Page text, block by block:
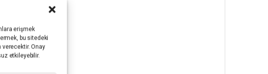
erişmek
bu sitedeki
verecektir. Onay
etkileyebilir.